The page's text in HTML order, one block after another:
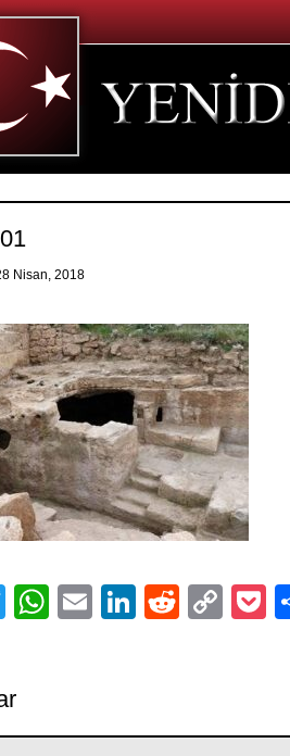
Nisan, 2018
TwitterWhatsApp
EmailLinkedIn
Reddit